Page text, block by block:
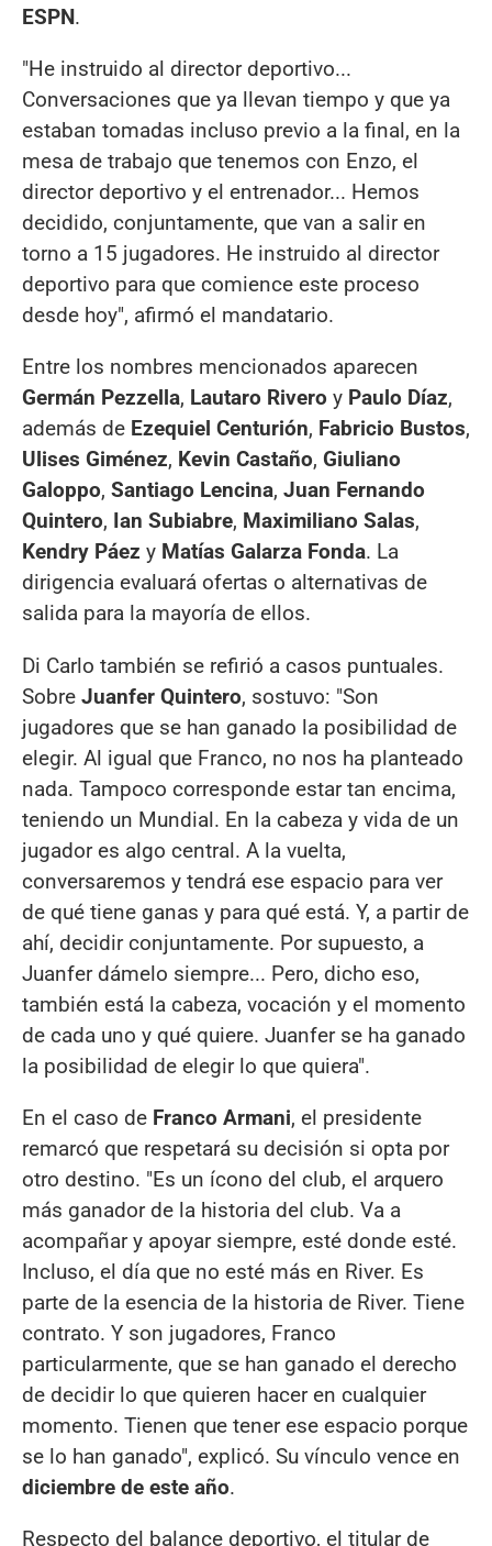
ESPN.
"He instruido al director deportivo...
Conversaciones que ya llevan tiempo y que ya
estaban tomadas incluso previo a la final, en la
mesa de trabajo que tenemos con Enzo, el
director deportivo y el entrenador... Hemos
decidido, conjuntamente, que van a salir en
torno a 15 jugadores. He instruido al director
deportivo para que comience este proceso
desde hoy", afirmó el mandatario.
Entre los nombres mencionados aparecen
Germán Pezzella, Lautaro Rivero y Paulo Díaz,
además de Ezequiel Centurión, Fabricio Bustos,
Ulises Giménez, Kevin Castaño, Giuliano
Galoppo, Santiago Lencina, Juan Fernando
Quintero, Ian Subiabre, Maximiliano Salas,
Kendry Páez y Matías Galarza Fonda. La
dirigencia evaluará ofertas o alternativas de
salida para la mayoría de ellos.
Di Carlo también se refirió a casos puntuales.
Sobre Juanfer Quintero, sostuvo: "Son
jugadores que se han ganado la posibilidad de
elegir. Al igual que Franco, no nos ha planteado
nada. Tampoco corresponde estar tan encima,
teniendo un Mundial. En la cabeza y vida de un
jugador es algo central. A la vuelta,
conversaremos y tendrá ese espacio para ver
de qué tiene ganas y para qué está. Y, a partir de
ahí, decidir conjuntamente. Por supuesto, a
Juanfer dámelo siempre... Pero, dicho eso,
también está la cabeza, vocación y el momento
de cada uno y qué quiere. Juanfer se ha ganado
la posibilidad de elegir lo que quiera".
En el caso de Franco Armani, el presidente
remarcó que respetará su decisión si opta por
otro destino. "Es un ícono del club, el arquero
más ganador de la historia del club. Va a
acompañar y apoyar siempre, esté donde esté.
Incluso, el día que no esté más en River. Es
parte de la esencia de la historia de River. Tiene
contrato. Y son jugadores, Franco
particularmente, que se han ganado el derecho
de decidir lo que quieren hacer en cualquier
momento. Tienen que tener ese espacio porque
se lo han ganado", explicó. Su vínculo vence en
diciembre de este año.
Respecto del balance deportivo, el titular de